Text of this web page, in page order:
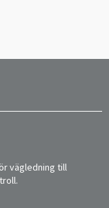
vägledning till